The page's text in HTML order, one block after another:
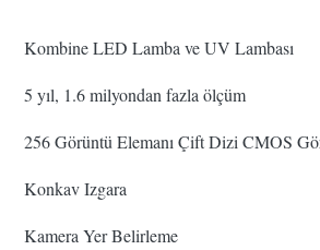
Kombine LED Lamba ve UV Lambası
5 yıl, 1.6 milyondan fazla ölçüm
256 Görüntü Elemanı Çift Dizi CMOS
Konkav Izgara
Kamera Yer Belirleme